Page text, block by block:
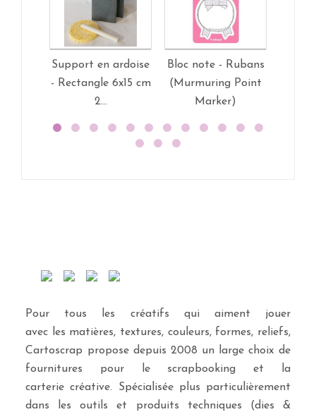
Support en ardoise
- Rectangle 6x15 cm
2...
Bloc note - Rubans
(Murmuring Point
Marker)
Pour tous les créatifs qui aiment jouer
avec les matières, textures, couleurs, formes, reliefs,
Cartoscrap propose depuis 2008 un large choix de
fournitures pour le scrapbooking et la
carterie créative. Spécialisée plus particulièrement
dans les outils et produits techniques (dies &